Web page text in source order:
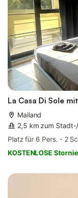
La Casa Di Sole
Mailand
2,5 km zum
Platz für 6 Pers.
2
KOSTENLOSE